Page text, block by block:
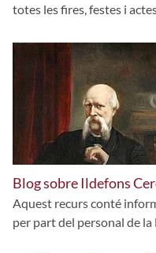
totes les fires, festes i
Blog sobre Ildefons
Aquest recurs conté
per part del personal de la